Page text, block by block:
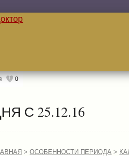
0
С 25.12.16
>ОСОБЕННОСТИ ПЕРИОДА >